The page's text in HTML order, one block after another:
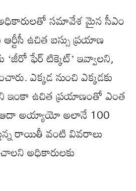
సమావేశ మైన సీఎం
ఉచిత బస్సు ప్రయాణ
ఫేర్ టిక్కెట్’ ఇవ్వాలని,
ఎక్కడ నుంచి ఎక్కడకు
ఇంకా ఉచిత ప్రయాణంతో ఎంత
ఆదా అయ్యాయో అలానే 100
రాయితీ వంటి వివరాలు
అధికారులకు